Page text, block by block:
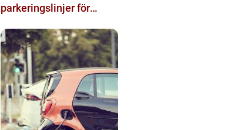
parkeringslinjer för
parkeringsytor